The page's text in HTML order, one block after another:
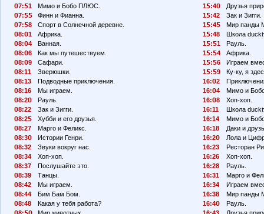
7:
1
Мимо и Бобо ПЛЮС.
7:
Финн и Фианна.
7:
8
Спорт в Солнечной деревне.
8:
1
Африка.
8:
4
Ванная.
8:
6
Как мы путешествуем.
8:
9
Сафари.
8:11
Зверюшки.
8:13
Подводные приключения.
8:16
Мы играем.
8:2
Рауль.
8:22
Зак и Зигги.
8:2
Хубби и его друзья.
8:27
Марго и Феликс.
8:3
Истории Генри.
8:32
Звуки вокруг нас.
8:34
Хоп-хоп.
8:37
Послушайте это.
8:39
Танцы.
8:42
Мы играем.
8:44
Бим Бам Бом.
8:48
Какая у тебя работа?
1
:4
Друзья
1
:42
Зак и Зигги.
1
:4
Мир панды
1
:48
Школа
1
: 1
Рауль.
1
: 4
Африка.
1
: 6
Играем
1
: 9
Ку-ку, я
16:
2
16:
4
Мимо и
16:
8
Хоп-хоп.
16:11
Школа
16:14
Мимо и
16:18
Даки и
16:2
Лола и
16:23
Ресторан
16:26
Хоп-хоп.
16:28
Рауль.
16:31
Марго и
16:34
Играем
16:38
Мир панды
16:4
Рауль.